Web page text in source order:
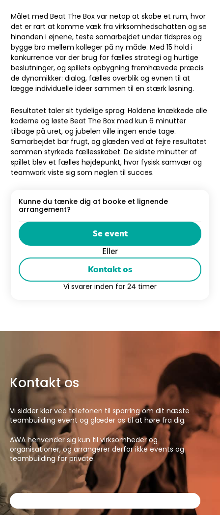
Målet med Beat The Box var netop at skabe et rum, hvor
det er rart at komme væk fra virksomhedschatten og se
hinanden i øjnene, teste samarbejdet under tidspres og
bygge bro mellem kolleger på ny måde. Med 15 hold i
konkurrence var der brug for fælles strategi og hurtige
beslutninger, og spillets opbygning fremhævede præcis
de dynamikker: dialog, fælles overblik og evnen til at
lægge individuelle ideer sammen til en stærk løsning.
Resultatet taler sit tydelige sprog: Holdene knækkede alle
koderne og løste Beat The Box med kun 6 minutter
tilbage på uret, og jubelen ville ingen ende tage.
Samarbejdet bar frugt, og glæden ved at fejre resultatet
sammen styrkede fællesskabet. De sidste minutter af
spillet blev et fælles højdepunkt, hvor fysisk samvær og
teamwork viste sig som nøglen til succes.
Kunne du tænke dig at booke et lignende
arrangement?
Se event
Eller
Kontakt os
Vi svarer inden for 24 timer
Kontakt os
Vi sidder klar ved telefonen til sparring om dit næste
teambuilding event og glæder os til at høre fra dig.
AWA henvender sig kun til virksomheder og
organisationer, og arrangerer derfor ikke events og
teambuilding for private.